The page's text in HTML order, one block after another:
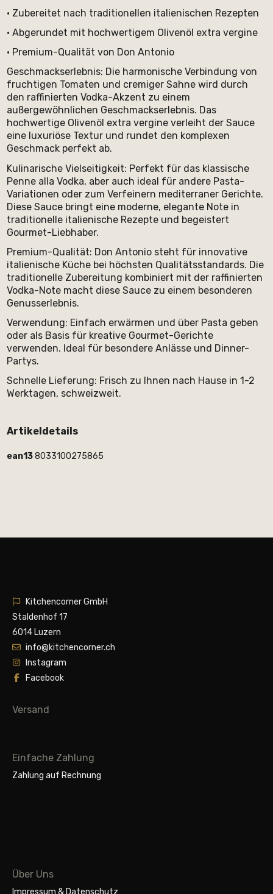
• Zubereitet nach traditionellen italienischen Rezepten
• Abgerundet mit hochwertigem Olivenöl extra vergine
• Premium-Qualität von Don Antonio
Geschmackserlebnis: Die harmonische Verbindung von
fruchtigen Tomaten und cremiger Sahne wird durch
den raffinierten Vodka-Akzent zu einem
außergewöhnlichen Geschmackserlebnis. Das
hochwertige Olivenöl extra vergine verleiht der Sauce
eine luxuriöse Textur und rundet den komplexen
Geschmack perfekt ab.
Kulinarische Vielseitigkeit: Perfekt für das klassische
Penne alla Vodka, aber auch ideal für andere Pasta-
Variationen oder zum Verfeinern mediterraner Gerichte.
Diese Sauce bringt eine moderne, elegante Note in
traditionelle italienische Rezepte und begeistert
Gourmet-Liebhaber.
Premium-Qualität: Don Antonio steht für innovative
italienische Küche bei höchsten Qualitätsstandards. Die
traditionelle Zubereitung kombiniert mit der raffinierten
Vodka-Note macht diese Sauce zu einem besonderen
Genusserlebnis.
Verwendung: Einfach erwärmen und über Pasta geben
oder als Basis für kreative Gourmet-Gerichte
verwenden. Ideal für besondere Anlässe und Dinner-
Partys.
Schnelle Lieferung: Frisch zu Ihnen nach Hause in 1-2
Werktagen, schweizweit.
Artikeldetails
ean13 8033100275865
Kitchencorner GmbH
Staldenhof 17
6014 Luzern
info@kitchencorner.ch
Instagram
Facebook
Versand
Einfache Zahlung
Zahlung auf Rechnung
Über Uns